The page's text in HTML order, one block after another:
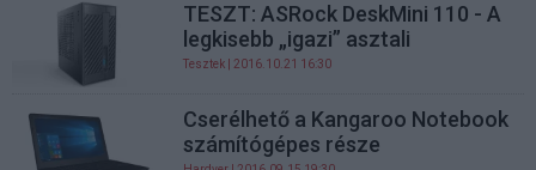
TESZT: ASRock DeskMini 110 - A
legkisebb „igazi” asztali
Tesztek | 2016.10.21 16:30
Cserélhető a Kangaroo Notebook
számítógépes része